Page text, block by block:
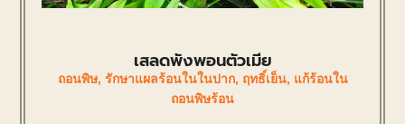
เสลดพังพอนตัวเมีย
ถอนพิษ, รักษาแผลร้อนในในปาก, ฤทธิ์เย็น, แก้ร้อนใน
ถอนพิษร้อน